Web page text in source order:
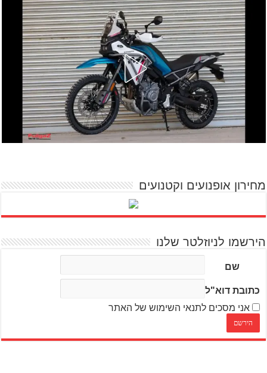
מחירון אופנועים וקטנועים
הירשמו לניוזלטר שלנו
שם
כתובת דוא"ל
אני מסכים לתנאי השימוש של האתר